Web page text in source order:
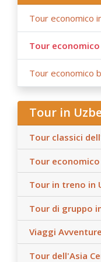
Tour economico
Tour
Tour economico
Tour in
Tour classici
Tour economico
Tour in treno in
Tour di gruppo
Viaggi
Tour dell'Asia